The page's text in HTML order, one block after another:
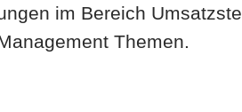
im Bereich
Themen.